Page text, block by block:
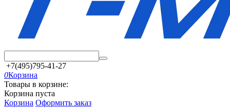
+7(495)795-41-27
0Корзина
Товары в корзине:
Корзина пуста
Корзина Оформить заказ